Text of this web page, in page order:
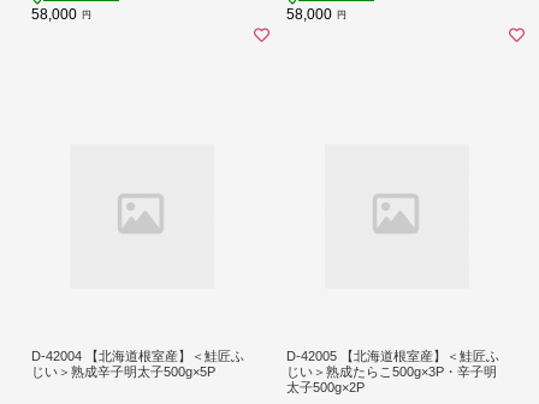
58,000 円 58,000 円
D-42004 【北海道根室産】＜鮭匠ふ
じい＞熟成辛子明太子500g×5P
D-42005 【北海道根室産】＜鮭匠ふ
じい＞熟成たらこ500g×3P・辛子明
太子500g×2P